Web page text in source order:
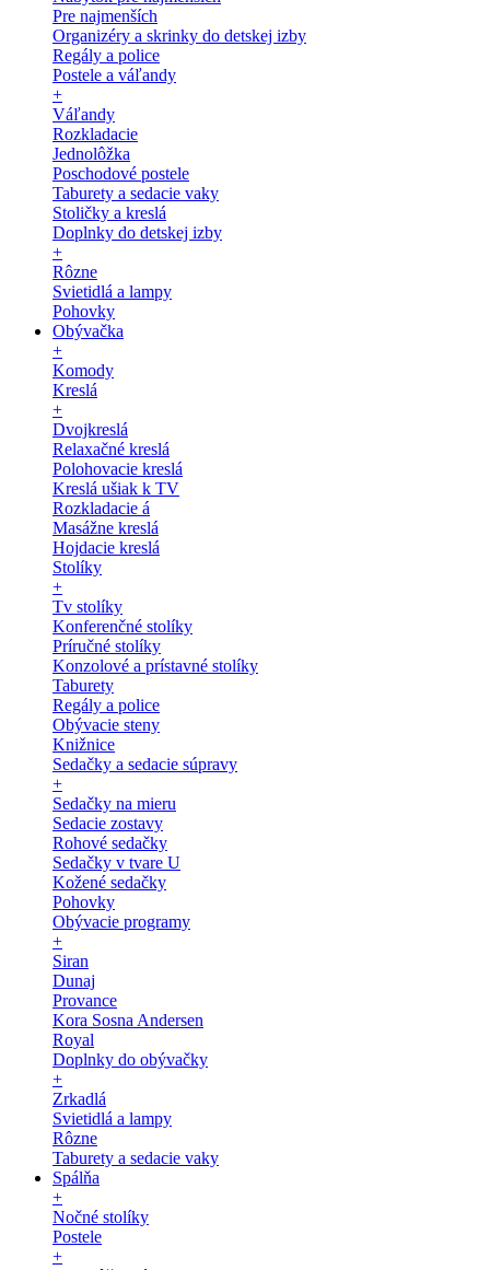
Pre najmenších
Organizéry a skrinky do detskej izby
Regály a police
Postele a váľandy
+
Váľandy
Rozkladacie
Jednolôžka
Poschodové postele
Taburety a sedacie vaky
Stoličky a kreslá
Doplnky do detskej izby
+
Rôzne
Svietidlá a lampy
Pohovky
Obývačka
+
Komody
Kreslá
+
Dvojkreslá
Relaxačné kreslá
Polohovacie kreslá
Kreslá ušiak k TV
Rozkladacie á
Masážne kreslá
Hojdacie kreslá
Stolíky
+
Tv stolíky
Konferenčné stolíky
Príručné stolíky
Konzolové a prístavné stolíky
Taburety
Regály a police
Obývacie steny
Knižnice
Sedačky a sedacie súpravy
+
Sedačky na mieru
Sedacie zostavy
Rohové sedačky
Sedačky v tvare U
Kožené sedačky
Pohovky
Obývacie programy
+
Siran
Dunaj
Provance
Kora Sosna Andersen
Royal
Doplnky do obývačky
+
Zrkadlá
Svietidlá a lampy
Rôzne
Taburety a sedacie vaky
Spálňa
+
Nočné stolíky
Postele
+